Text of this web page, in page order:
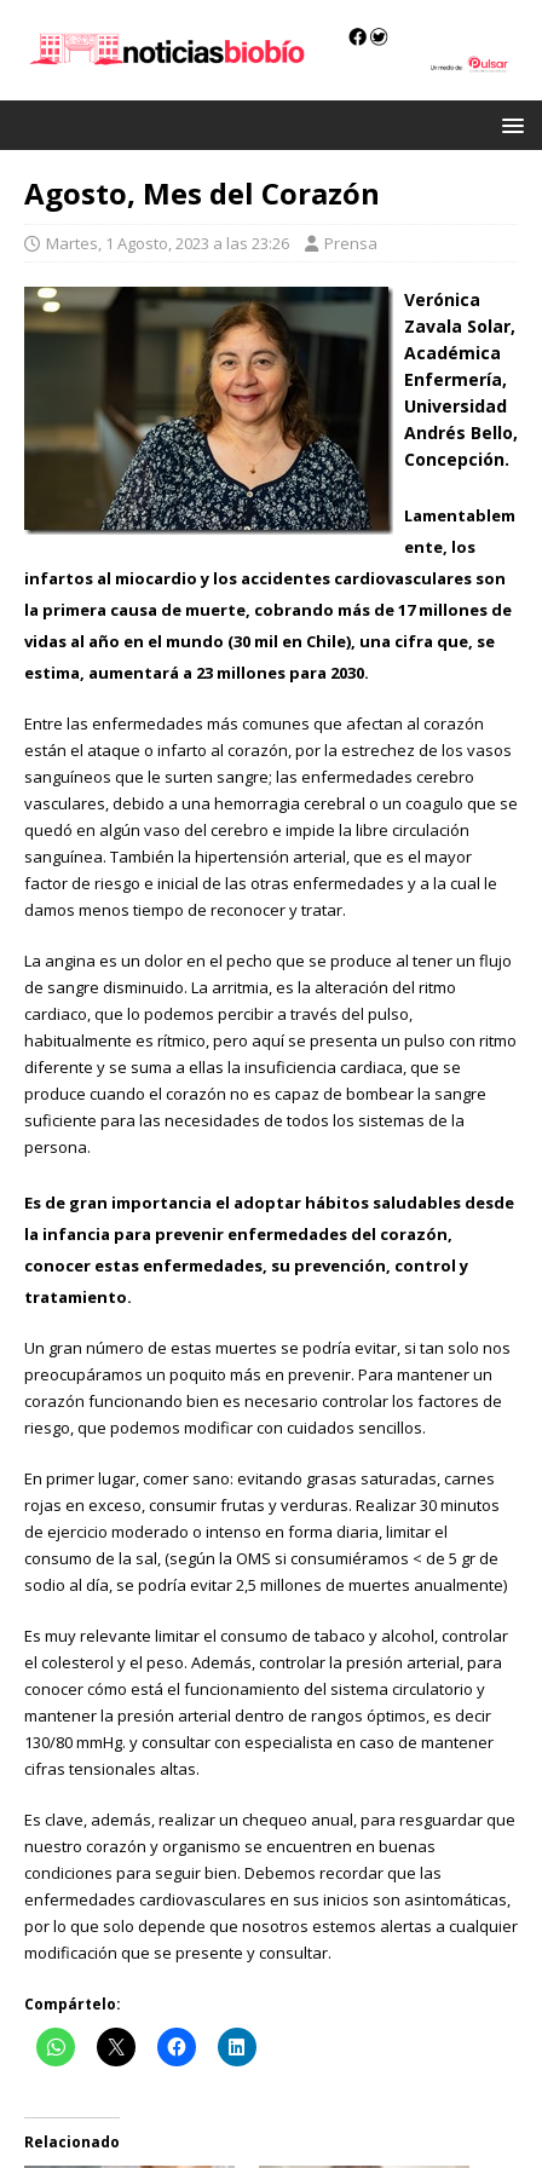
Agosto, Mes del Corazón
Martes, 1 Agosto, 2023 a las 23:26 Prensa
Verónica
Zavala Solar,
Académica
Enfermería,
Universidad
Andrés Bello,
Concepción.
Lamentablem
ente, los
infartos al miocardio y los accidentes cardiovasculares son
la primera causa de muerte, cobrando más de 17 millones de
vidas al año en el mundo (30 mil en Chile), una cifra que, se
estima, aumentará a 23 millones para 2030.
Entre las enfermedades más comunes que afectan al corazón
están el ataque o infarto al corazón, por la estrechez de los vasos
sanguíneos que le surten sangre; las enfermedades cerebro
vasculares, debido a una hemorragia cerebral o un coagulo que se
quedó en algún vaso del cerebro e impide la libre circulación
sanguínea. También la hipertensión arterial, que es el mayor
factor de riesgo e inicial de las otras enfermedades y a la cual le
damos menos tiempo de reconocer y tratar.
La angina es un dolor en el pecho que se produce al tener un flujo
de sangre disminuido. La arritmia, es la alteración del ritmo
cardiaco, que lo podemos percibir a través del pulso,
habitualmente es rítmico, pero aquí se presenta un pulso con ritmo
diferente y se suma a ellas la insuficiencia cardiaca, que se
produce cuando el corazón no es capaz de bombear la sangre
suficiente para las necesidades de todos los sistemas de la
persona.
Es de gran importancia el adoptar hábitos saludables desde
la infancia para prevenir enfermedades del corazón,
conocer estas enfermedades, su prevención, control y
tratamiento.
Un gran número de estas muertes se podría evitar, si tan solo nos
preocupáramos un poquito más en prevenir. Para mantener un
corazón funcionando bien es necesario controlar los factores de
riesgo, que podemos modificar con cuidados sencillos.
En primer lugar, comer sano: evitando grasas saturadas, carnes
rojas en exceso, consumir frutas y verduras. Realizar 30 minutos
de ejercicio moderado o intenso en forma diaria, limitar el
consumo de la sal, (según la OMS si consumiéramos < de 5 gr de
sodio al día, se podría evitar 2,5 millones de muertes anualmente)
Es muy relevante limitar el consumo de tabaco y alcohol, controlar
el colesterol y el peso. Además, controlar la presión arterial, para
conocer cómo está el funcionamiento del sistema circulatorio y
mantener la presión arterial dentro de rangos óptimos, es decir
130/80 mmHg. y consultar con especialista en caso de mantener
cifras tensionales altas.
Es clave, además, realizar un chequeo anual, para resguardar que
nuestro corazón y organismo se encuentren en buenas
condiciones para seguir bien. Debemos recordar que las
enfermedades cardiovasculares en sus inicios son asintomáticas,
por lo que solo depende que nosotros estemos alertas a cualquier
modificación que se presente y consultar.
Compártelo:
Relacionado